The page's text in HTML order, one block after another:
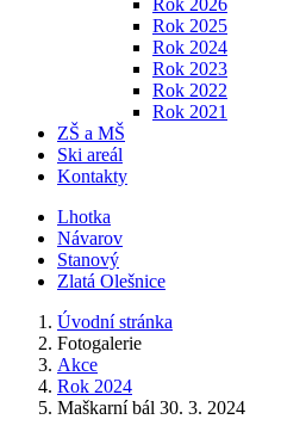
Rok 2026
Rok 2025
Rok 2024
Rok 2023
Rok 2022
Rok 2021
ZŠ a MŠ
Ski areál
Kontakty
Lhotka
Návarov
Stanový
Zlatá Olešnice
Úvodní stránka
Fotogalerie
Akce
Rok 2024
Maškarní bál 30. 3. 2024